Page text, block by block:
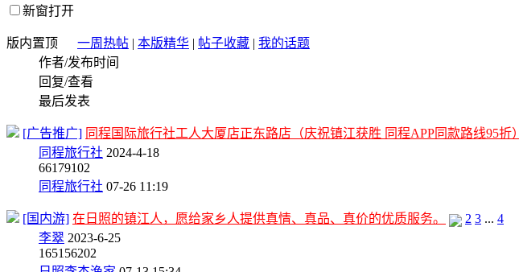
新窗打开
版内置顶 一周热帖 | 本版精华 | 帖子收藏 | 我的话题
作者/发布时间
回复/查看
最后发表
[广告推广] 同程国际旅行社工人大厦店正东路店（庆祝镇江获胜 同程APP同款路线95折）
同程旅行社 2024-4-18
66179102
同程旅行社 07-26 11:19
[国内游] 在日照的镇江人，愿给家乡人提供真情、真品、真价的优质服务。 2 3 ... 4
李翠 2023-6-25
165156202